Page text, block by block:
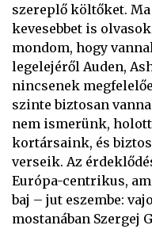
szereplő költőket.
kevesebbet is
mondom, hogy
legelejéről Auden,
nincsenek
szinte biztosan
nem ismerünk,
kortársaink, és
verseik. Az
Európa-centrikus,
baj – jut eszembe:
mostanában Szergej